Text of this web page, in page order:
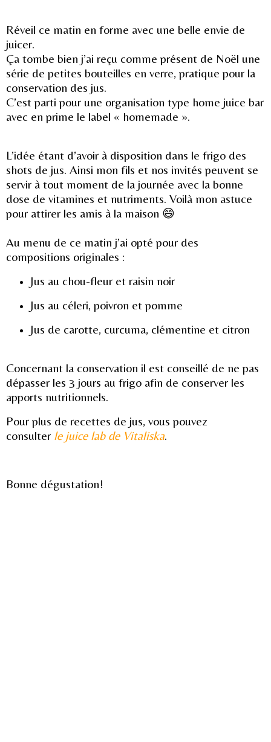
Réveil ce matin en forme avec une belle envie de
juicer.
Ça tombe bien j’ai reçu comme présent de Noël une
série de petites bouteilles en verre, pratique pour la
conservation des jus.
C’est parti pour une organisation type home juice bar
avec en prime le label « homemade ».
L’idée étant d’avoir à disposition dans le frigo des
shots de jus. Ainsi mon fils et nos invités peuvent se
servir à tout moment de la journée avec la bonne
dose de vitamines et nutriments. Voilà mon astuce
pour attirer les amis à la maison 😄
Au menu de ce matin j’ai opté pour des
compositions originales :
Jus au chou-fleur et raisin noir
Jus au céleri, poivron et pomme
Jus de carotte, curcuma, clémentine et citron
Concernant la conservation il est conseillé de ne pas
dépasser les 3 jours au frigo afin de conserver les
apports nutritionnels.
Pour plus de recettes de jus, vous pouvez
consulter le juice lab de Vitaliska.
Bonne dégustation!